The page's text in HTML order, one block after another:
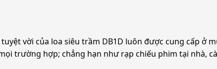
vời của loa siêu trầm DB1D luôn được cung cấp ở
trường hợp; chẳng hạn như rạp chiếu phim tại nhà,